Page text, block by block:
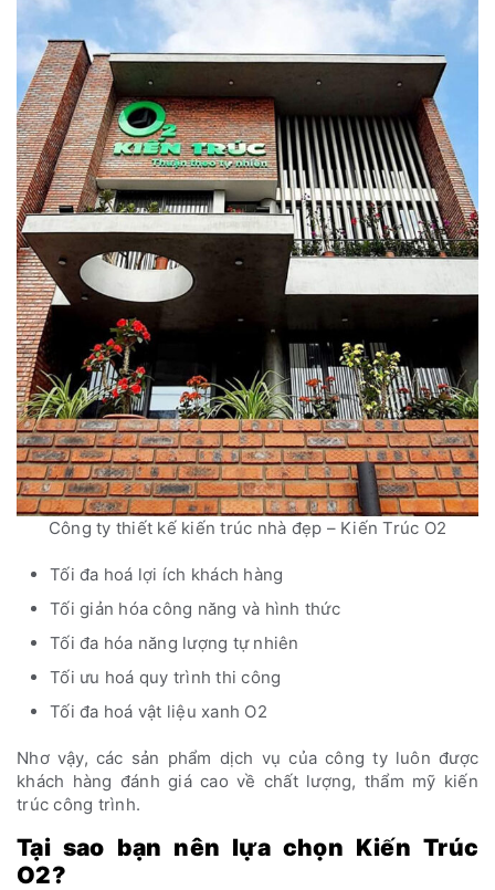
Công ty thiết kế kiến trúc nhà đẹp – Kiến Trúc O2
Tối đa hoá lợi ích khách hàng
Tối giản hóa công năng và hình thức
Tối đa hóa năng lượng tự nhiên
Tối ưu hoá quy trình thi công
Tối đa hoá vật liệu xanh O2
Nhơ vậy, các sản phẩm dịch vụ của công ty luôn được
khách hàng đánh giá cao về chất lượng, thẩm mỹ kiến
trúc công trình.
Tại sao bạn nên lựa chọn Kiến Trúc
O2?